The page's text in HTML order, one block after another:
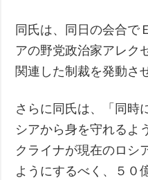
同氏は、同日の会合で
アの野党政治家アレク
関連した制裁を発動さ
さらに同氏は、「同時
シアから身を守れるよ
クライナが現在のロシ
ようにするべく、５０